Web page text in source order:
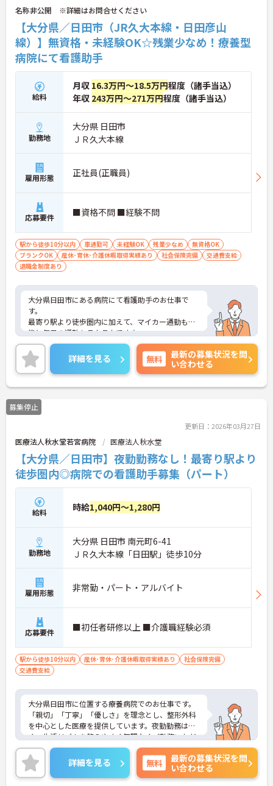
名称非公開 ※詳細はお問合せください
【大分県／日田市（JR久大本線・日田彦山
線）】無資格・未経験OK☆残業少なめ！療養型
病院にて看護助手
給料
月収 16.3万円～18.5万円程度（諸手当込）
年収 243万円～271万円程度（諸手当込）
勤務地
大分県 日田市
ＪＲ久大本線
雇用形態 正社員(正職員)
応募要件 ■資格不問 ■経験不問
駅から徒歩10分以内 車通勤可 未経験OK 残業少なめ
無資格OK
ブランクOK
産休･育休･介護休暇取得実績あり 社会保険完備
交通費支給
退職金制度あり
大分県日田市にある病院にて看護助手のお仕事で
す。
最寄り駅より徒歩圏内に加えて、マイカー通勤も可
能と毎日の通勤もラクラクです♪
育児休暇あり、社会保険完備、その他にも充実した
福利厚生で長く勤めていただくための環境が整って
います！
ご興味がある方は是非一度マイナビまでお問い合わ
せください。さらに詳細などお伝えします！
詳細を見る 無料
最新の募集状況を問
い合わせる
募集停止
更新日：2026年03月27日
医療法人秋水堂若宮病院 医療法人秋水堂
【大分県／日田市】夜勤勤務なし！最寄り駅より
徒歩圏内◎病院での看護助手募集（パート）
給料 時給1,040円～1,280円
勤務地
大分県 日田市 南元町6-41
ＪＲ久大本線「日田駅」徒歩10分
雇用形態 非常勤・パート・アルバイト
応募要件 ■初任者研修以上 ■介護職経験必須
駅から徒歩10分以内 産休･育休･介護休暇取得実績あり
社会保険完備
交通費支給
大分県日田市に位置する療養病院でのお仕事です。
「親切」「丁寧」「優しさ」を理念とし、整形外科
を中心とした医療を提供しています。夜勤勤務はな
く、生活リズムを整えやすく無理なくご勤務いただ
けます♪最寄り駅より徒歩圏内で通勤の負担も少な
めです。ご興味のある方には、面接対策ポイントな
ど、さらに詳細をお話しいたしますのでお気軽にご
相談ください！
詳細を見る 無料
最新の募集状況を問
い合わせる